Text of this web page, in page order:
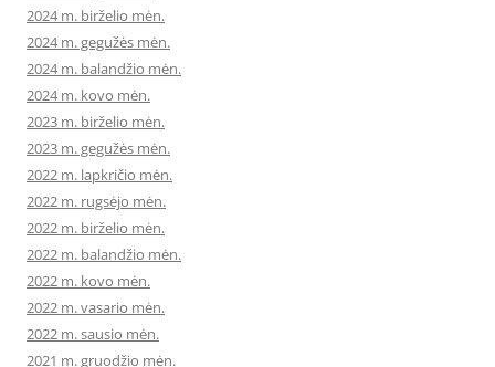
2024 m. birželio mėn.
2024 m. gegužės mėn.
2024 m. balandžio mėn.
2024 m. kovo mėn.
2023 m. birželio mėn.
2023 m. gegužės mėn.
2022 m. lapkričio mėn.
2022 m. rugsėjo mėn.
2022 m. birželio mėn.
2022 m. balandžio mėn.
2022 m. kovo mėn.
2022 m. vasario mėn.
2022 m. sausio mėn.
2021 m. gruodžio mėn.